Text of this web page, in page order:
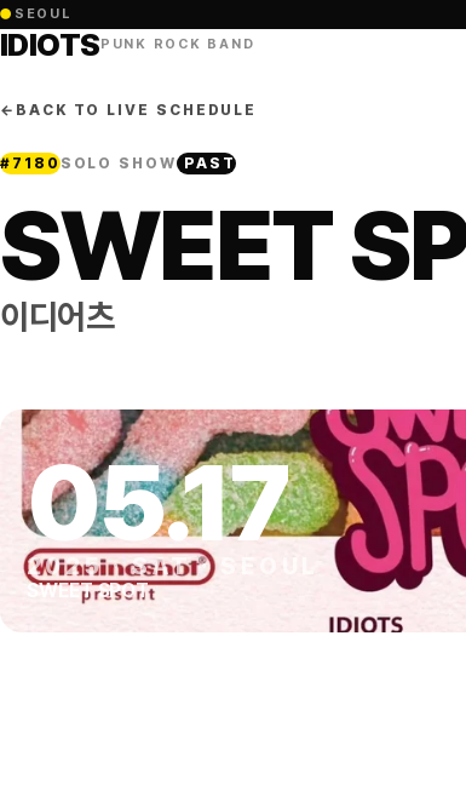
● SEOUL
IDIOTSPUNK ROCK BAND
← BACK TO LIVE SCHEDULE
# 7180SOLO SHOW PAST
SWEET
이디어츠
05.17
2025·SAT· SEOUL
SWEET SPOT